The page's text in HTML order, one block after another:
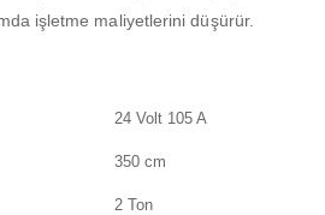
işletme maliyetlerini düşürür.
24 Volt 105 A
350 cm
2 Ton